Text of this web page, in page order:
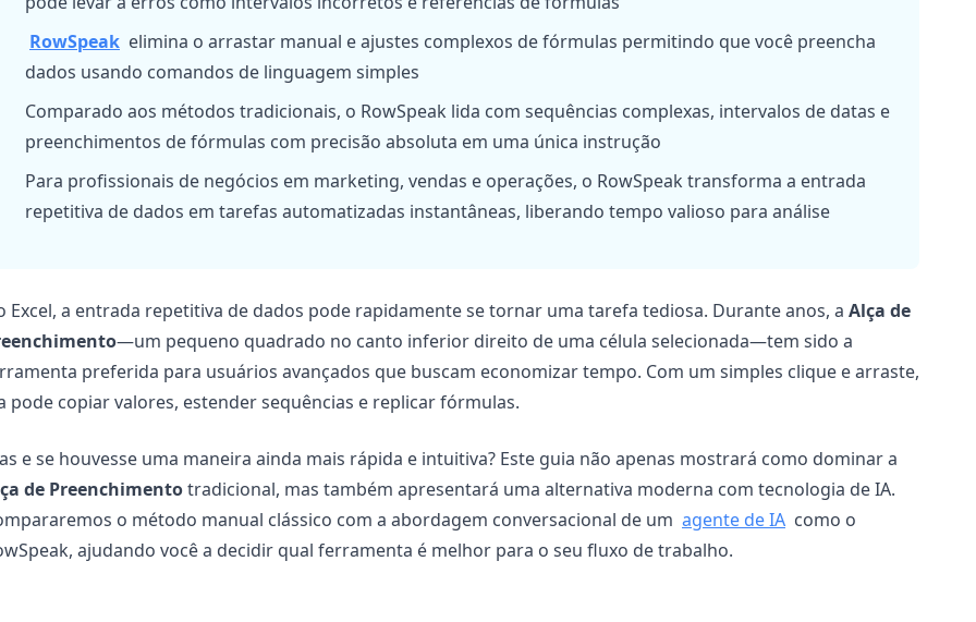
receita.
Projeto
Controle marcos, responsáveis, entregas e
estado.
Análises
limpeza de dados.
Comunidade
Participe das discussões, faça perguntas e
aprenda com outros utilizadores.
Início rápido
RowSpeak elimina o arrastar manual e ajustes complexos de fórmulas permitindo que você preencha
dados usando comandos de linguagem simples
Comparado aos métodos tradicionais, o RowSpeak lida com sequências complexas, intervalos de datas e
preenchimentos de fórmulas com precisão absoluta em uma única instrução
Para profissionais de negócios em marketing, vendas e operações, o RowSpeak transforma a entrada
repetitiva de dados em tarefas automatizadas instantâneas, liberando tempo valioso para análise
Excel, a entrada repetitiva de dados pode rapidamente se tornar uma tarefa tediosa. Durante anos, a Alça de
—um pequeno quadrado no canto inferior direito de uma célula selecionada—tem sido a
preferida para usuários avançados que buscam economizar tempo. Com um simples clique e arraste,
pode copiar valores, estender sequências e replicar fórmulas.
e se houvesse uma maneira ainda mais rápida e intuitiva? Este guia não apenas mostrará como dominar a
de Preenchimentotradicional, mas também apresentará uma alternativa moderna com tecnologia de IA.
o método manual clássico com a abordagem conversacional de um agente de IA como o
ajudando você a decidir qual ferramenta é melhor para o seu fluxo de trabalho.